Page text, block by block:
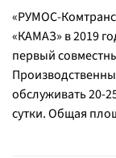
«РУМОС-
«КАМАЗ» в 2019
первый
обслуживать 20-
сутки. Общая